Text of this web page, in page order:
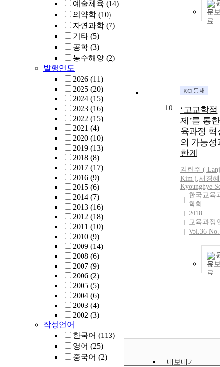
예술체육 (14)
의약학 (10)
자연과학 (7)
기타 (5)
공학 (3)
농수해양 (2)
발행연도
2026 (11)
2025 (20)
2024 (15)
2023 (16)
2022 (15)
2021 (4)
2020 (10)
2019 (13)
2018 (8)
2017 (17)
2016 (9)
2015 (6)
2014 (7)
2013 (16)
2012 (18)
2011 (10)
2010 (9)
2009 (14)
2008 (6)
2007 (9)
2006 (2)
2005 (5)
2004 (6)
2003 (4)
2002 (3)
작성언어
한국어 (113)
영어 (25)
중국어 (2)
문
10
‘고교학점
제’를 통
육과정 혁
의 가능성
한계
김란주 (
Kim ),서경
Kyounghye
한국교육
학회
2018
교육과정
Vol.36
문
내보내기